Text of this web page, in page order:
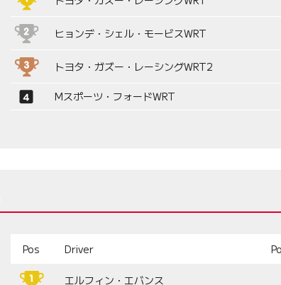
ヒョンデ・シェル・モービスWRT
トヨタ・ガズー・レーシングWRT2
Mスポーツ・フォードWRT
Pos Driver
エルフィン・エバンス